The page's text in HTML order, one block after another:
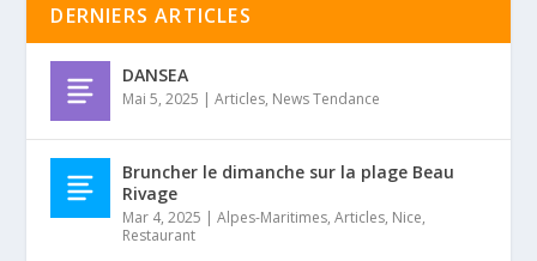
DERNIERS ARTICLES
DANSEA
Mai 5, 2025 |Articles, News Tendance
Bruncher le dimanche sur la plage Beau
Rivage
Mar 4, 2025 |Alpes-Maritimes,Articles, Nice,
Restaurant